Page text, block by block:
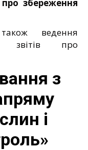
збереження
ведення
звітів про
з
і